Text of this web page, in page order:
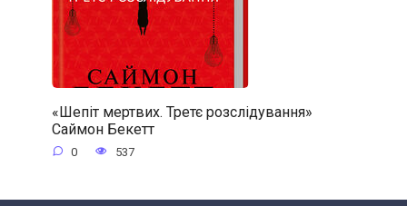
«Шепіт мертвих. Третє розслідування»
Саймон Бекетт
0 537